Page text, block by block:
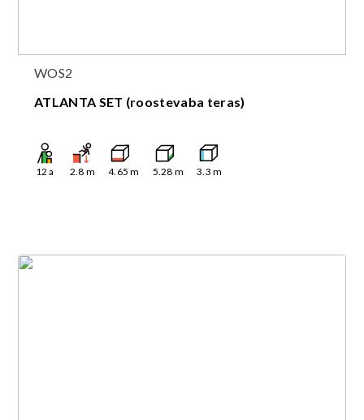
WOS2
ATLANTA SET (roostevaba teras)
12 a 2.8 m 4.65 m 5.28 m 3.3 m